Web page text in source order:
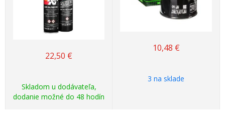
22,50 €
Skladom u dodávateľa,
dodanie možné do 48 hodín
10,48 €
3 na sklade